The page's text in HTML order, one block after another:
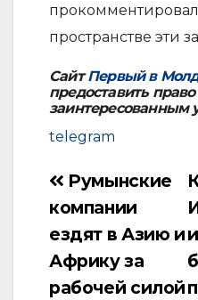
пространстве эти
СайтПервый в
предоставить
заинтересованным
telegram
Навигация
по
записям
Румынские
компании
ездят в Азию и
Африку за
рабочей силой